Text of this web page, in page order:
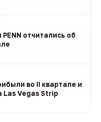
отчитались об
во II квартале и
Las Vegas Strip